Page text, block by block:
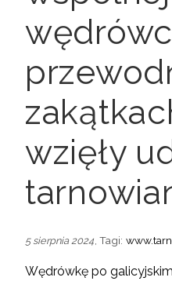
wzięły
5 sierpnia 2024 , Tagi:
Wędrówkę po